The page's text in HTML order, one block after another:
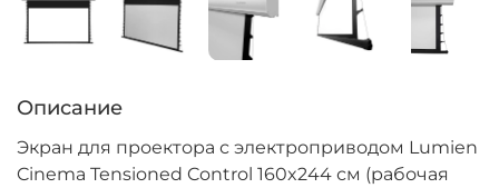
Описание
Экран для проектора с электроприводом Lumien
Cinema Tensioned Control 160x244 см (рабочая